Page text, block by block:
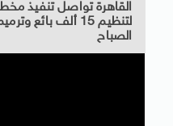
القاهرة تواصل تنفيذ
لتنظيم 15 ألف
الصباح